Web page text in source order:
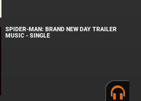
SPIDER-MAN: BRAND NEW DAY TRAILER
MUSIC - SINGLE